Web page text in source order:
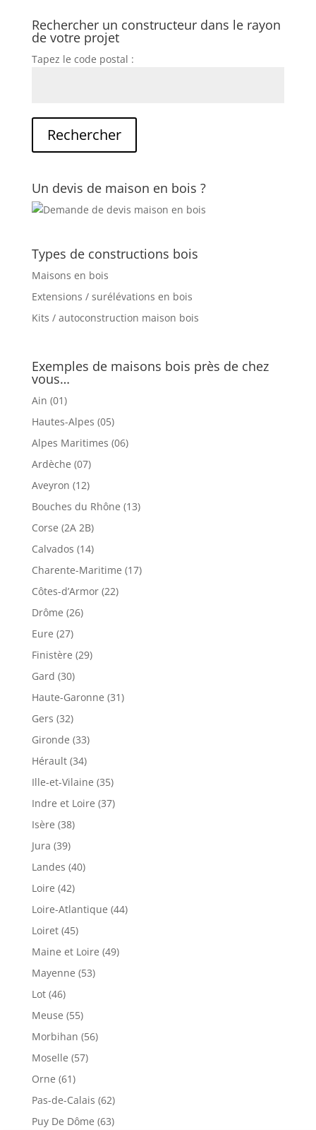
Rechercher un constructeur dans le rayon
de votre projet
Tapez le code postal :
Un devis de maison en bois ?
Types de constructions bois
Maisons en bois
Extensions / surélévations en bois
Kits / autoconstruction maison bois
Exemples de maisons bois près de chez
vous…
Ain (01)
Hautes-Alpes (05)
Alpes Maritimes (06)
Ardèche (07)
Aveyron (12)
Bouches du Rhône (13)
Corse (2A 2B)
Calvados (14)
Charente-Maritime (17)
Côtes-d’Armor (22)
Drôme (26)
Eure (27)
Finistère (29)
Gard (30)
Haute-Garonne (31)
Gers (32)
Gironde (33)
Hérault (34)
Ille-et-Vilaine (35)
Indre et Loire (37)
Isère (38)
Jura (39)
Landes (40)
Loire (42)
Loire-Atlantique (44)
Loiret (45)
Maine et Loire (49)
Mayenne (53)
Lot (46)
Meuse (55)
Morbihan (56)
Moselle (57)
Orne (61)
Pas-de-Calais (62)
Puy De Dôme (63)